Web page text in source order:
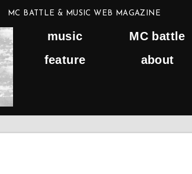
MC BATTLE & MUSIC WEB MAGAZINE
music MC battle
feature
about